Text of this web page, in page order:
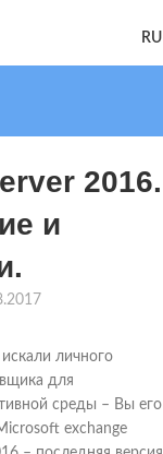
2016.
и
личного
для
среды – Вы его
exchange